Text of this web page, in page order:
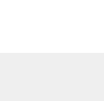
- BEST —